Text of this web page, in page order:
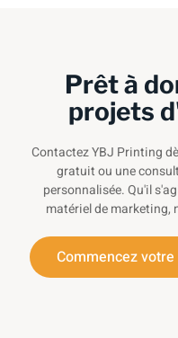
Prêt à
projets
Contactez YBJ Printing
gratuit ou une
personnalisée. Qu'il
matériel de marketing,
Commencez